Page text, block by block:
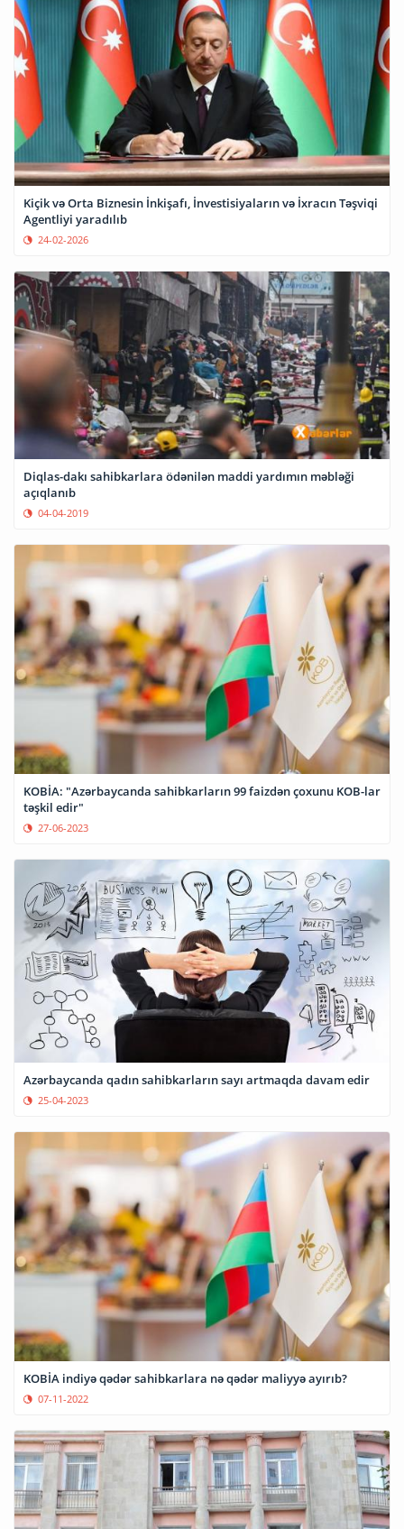
Kiçik və Orta Biznesin İnkişafı, İnvestisiyaların və İxracın Təşviqi
Agentliyi yaradılıb
24-02-2026
Diqlas-dakı sahibkarlara ödənilən maddi yardımın məbləği
açıqlanıb
04-04-2019
KOBİA: "Azərbaycanda sahibkarların 99 faizdən çoxunu KOB-lar
təşkil edir"
27-06-2023
Azərbaycanda qadın sahibkarların sayı artmaqda davam edir
25-04-2023
KOBİA indiyə qədər sahibkarlara nə qədər maliyyə ayırıb?
07-11-2022